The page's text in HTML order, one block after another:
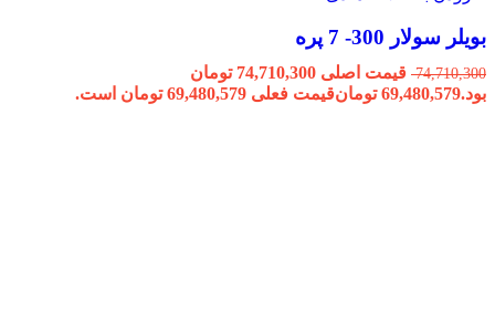
بویلر سولار 300- 7 پره
74,710,300
قیمت اصلی 74,710,300 تومان
بود.69,480,579 تومانقیمت فعلی 69,480,579 تومان است.